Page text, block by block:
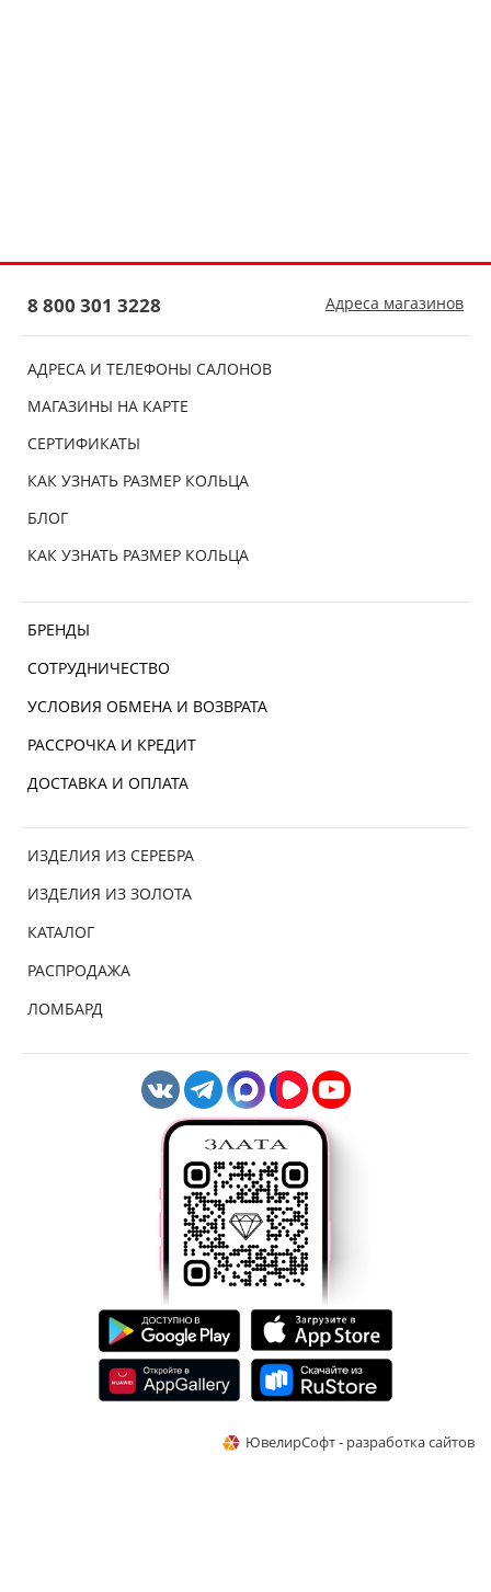
АДРЕСА И ТЕЛЕФОНЫ САЛОНОВ
МАГАЗИНЫ НА КАРТЕ
СЕРТИФИКАТЫ
КАК УЗНАТЬ РАЗМЕР КОЛЬЦА
БЛОГ
КАК УЗНАТЬ РАЗМЕР КОЛЬЦА
БРЕНДЫ
СОТРУДНИЧЕСТВО
УСЛОВИЯ ОБМЕНА И ВОЗВРАТА
РАССРОЧКА И КРЕДИТ
ДОСТАВКА И ОПЛАТА
ИЗДЕЛИЯ ИЗ СЕРЕБРА
ИЗДЕЛИЯ ИЗ ЗОЛОТА
КАТАЛОГ
РАСПРОДАЖА
ЛОМБАРД
8 800 301 3228 Адреса магазинов
ЮвелирСофт - разработка сайтов